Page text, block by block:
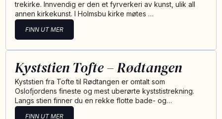
trekirke. Innvendig er den et fyrverkeri av kunst, ulik all
annen kirkekunst. I Holmsbu kirke møtes …
FINN UT MER
Kyststien Tofte – Rødtangen
Kyststien fra Tofte til Rødtangen er omtalt som
Oslofjordens fineste og mest uberørte kyststistrekning.
Langs stien finner du en rekke flotte bade- og…
FINN UT MER